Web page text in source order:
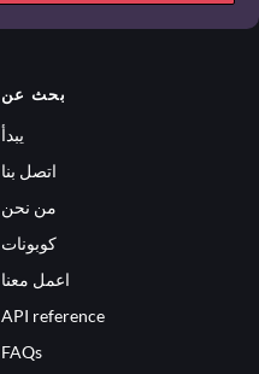
بحث عن
يبدأ
اتصل بنا
من نحن
كوبونات
اعمل معنا
API reference
FAQs